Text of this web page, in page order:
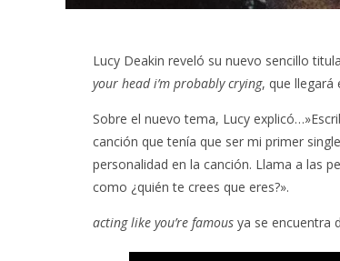
Lucy Deakin reveló su nuevo sencillo
your head i’m probably crying, que llegará
Sobre el nuevo tema, Lucy
canción que tenía que ser mi primer
personalidad en la canción. Llama a las
como ¿quién te crees que eres?».
acting like you’re famous ya se encuentra